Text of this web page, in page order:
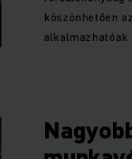
köszönhetően